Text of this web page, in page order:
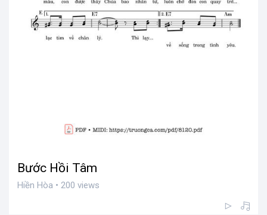
Bước Hồi Tâm
Hiền Hòa • 200 views